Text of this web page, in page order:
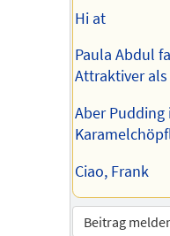
Hi at
Paula Abdul
Attraktiver
Aber
Ciao, Frank
Beitrag